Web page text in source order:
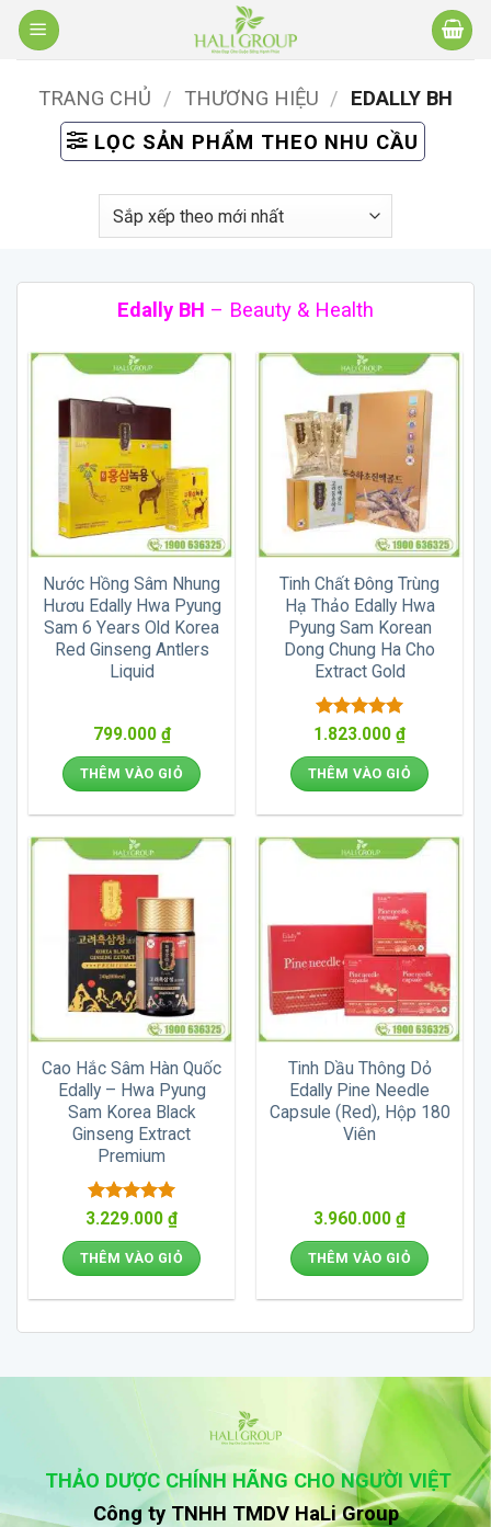
Bỏ
qua
TRANG CHỦ / THƯƠNG HIỆU /
EDALLY BH
LỌC SẢN PHẨM THEO NHU CẦU
Edally BH – Beauty & Health
Nước Hồng Sâm Nhung
Hươu Edally Hwa Pyung
Sam 6 Years Old Korea
Red Ginseng Antlers
Liquid
799.000 ₫
THÊM VÀO GIỎ
Tinh Chất Đông Trùng
Hạ Thảo Edally Hwa
Pyung Sam Korean
Dong Chung Ha Cho
Extract Gold
Được xếp
sao
1.823.000 ₫
THÊM VÀO GIỎ
Cao Hắc Sâm Hàn Quốc
Edally – Hwa Pyung
Sam Korea Black
Ginseng Extract
Premium
Được xếp
sao
3.229.000 ₫
THÊM VÀO GIỎ
Tinh Dầu Thông Dỏ
Edally Pine Needle
Capsule (Red), Hộp 180
Viên
3.960.000 ₫
THÊM VÀO GIỎ
THẢO DƯỢC CHÍNH HÃNG CHO NGƯỜI VIỆT
Công ty TNHH TMDV HaLi Group